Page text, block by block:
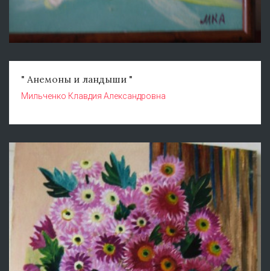
" Анемоны и ландыши "
Мильченко Клавдия Александровна